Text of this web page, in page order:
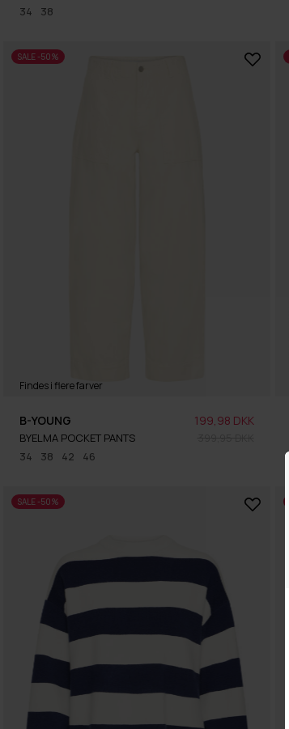
34 38
SALE -50%
Findes i flere farver
34 38 42 46
B-YOUNG
BYELMA POCKET PANTS
199,98 DKK
SALE -50%